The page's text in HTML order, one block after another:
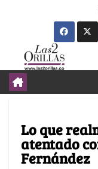
Lo que
atentado
Fernández